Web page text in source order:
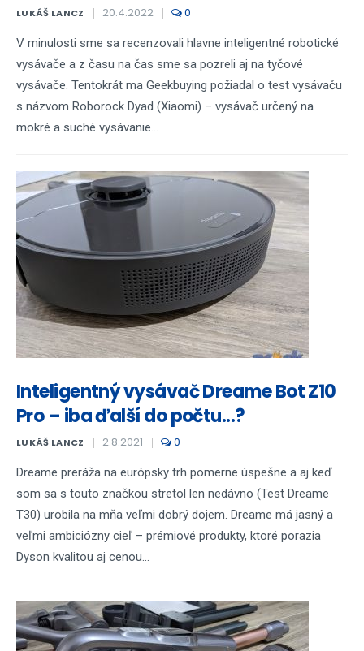
LUKÁŠ LANCZ 20.4.2022 0
V minulosti sme sa recenzovali hlavne inteligentné robotické
vysávače a z času na čas sme sa pozreli aj na tyčové
vysávače. Tentokrát ma Geekbuying požiadal o test vysávaču
s názvom Roborock Dyad (Xiaomi) – vysávač určený na
mokré a suché vysávanie...
Inteligentný vysávač Dreame Bot Z10
Pro – iba ďalší do počtu...?
LUKÁŠ LANCZ 2.8.2021 0
Dreame preráža na európsky trh pomerne úspešne a aj keď
som sa s touto značkou stretol len nedávno (Test Dreame
T30) urobila na mňa veľmi dobrý dojem. Dreame má jasný a
veľmi ambiciózny cieľ – prémiové produkty, ktoré porazia
Dyson kvalitou aj cenou...